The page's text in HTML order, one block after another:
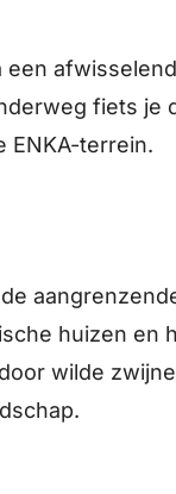
een
fiets je
ENKA-terrein.
huizen en
wilde